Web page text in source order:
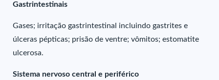
Gastrintestinais
Gases; irritação gastrintestinal incluindo gastrites e
úlceras pépticas; prisão de ventre; vômitos; estomatite
ulcerosa.
Sistema nervoso central e periférico